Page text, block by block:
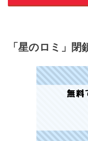
「星のロミ」閉